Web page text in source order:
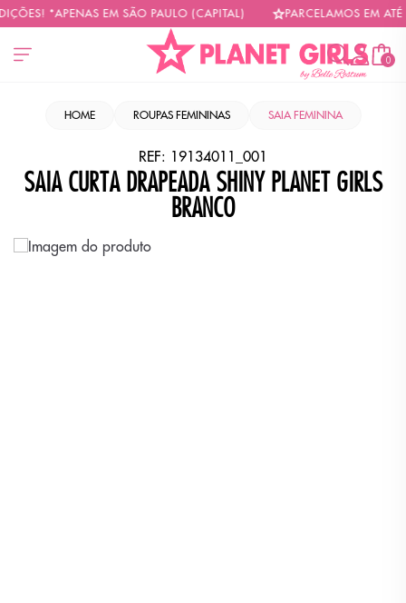
*APENAS EM SÃO PAULO (CAPITAL) PARCELAMOS EM ATÉ
0
HOME ROUPAS FEMININAS SAIA FEMININA
REF: 19134011_001
SAIA CURTA DRAPEADA SHINY PLANET GIRLS
BRANCO